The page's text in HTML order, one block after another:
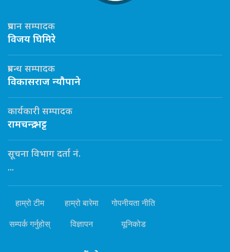
प्रधान सम्पादक
विजय घिमिरे
प्रबन्ध सम्पादक
विकासराज न्यौपाने
कार्यकारी सम्पादक
रामचन्द्र भट्ट
सूचना विभाग दर्ता नं.
...
हाम्रो टीम हाम्रो बारेमा गोपनीयता नीति
सम्पर्क गर्नुहोस् विज्ञापन यूनिकोड